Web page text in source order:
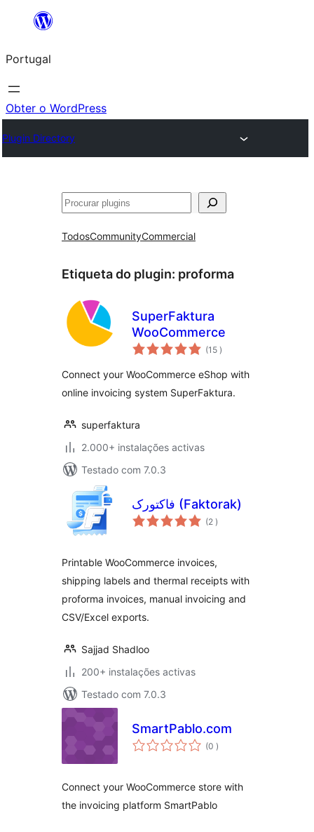
Saltar
o
conteúdo
Portugal
Obter o WordPress
Plugin Directory
Pesquisar
TodosCommunityCommercial
Etiqueta do plugin: proforma
SuperFaktura
WooCommerce
(15 classificações
)
Connect your WooCommerce eShop with
online invoicing system SuperFaktura.
superfaktura
2.000+ instalações activas
Testado com 7.0.3
فاکتورک (Faktorak)
(2 classificações
)
Printable WooCommerce invoices,
shipping labels and thermal receipts with
proforma invoices, manual invoicing and
CSV/Excel exports.
Sajjad Shadloo
200+ instalações activas
Testado com 7.0.3
SmartPablo.com
(0 classificações
)
Connect your WooCommerce store with
the invoicing platform SmartPablo